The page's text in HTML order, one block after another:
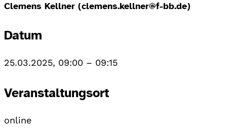
Clemens Kellner (clemens.kellner@f-bb.de)
Datum
25.03.2025, 09:00 – 09:15
Veranstaltungsort
online